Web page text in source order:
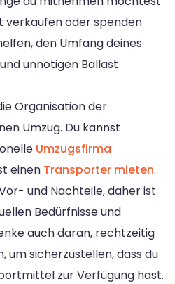
verkaufen oder spenden
den Umfang deines
unnötigen Ballast
Organisation der
Umzug. Du kannst
Umzugsfirma
einen Transporter mieten.
und Nachteile, daher ist
Bedürfnisse und
auch daran, rechtzeitig
um sicherzustellen, dass du
zur Verfügung hast.